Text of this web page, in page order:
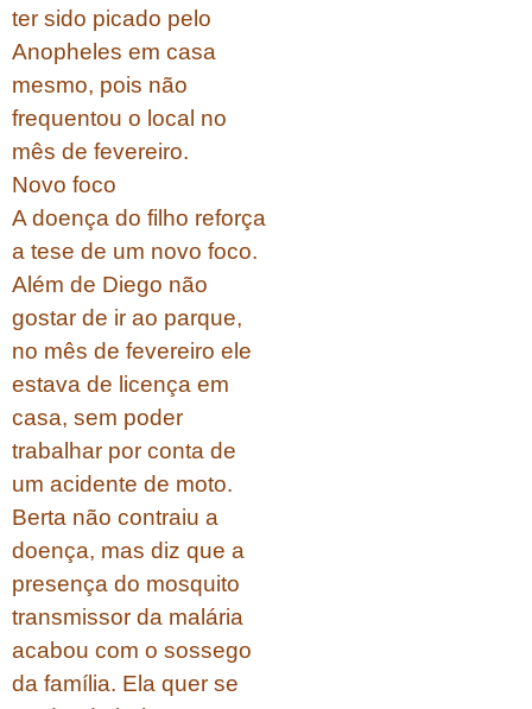
ter sido picado pelo
Anopheles em casa
mesmo, pois não
frequentou o local no
mês de fevereiro.
Novo foco
A doença do filho reforça
a tese de um novo foco.
Além de Diego não
gostar de ir ao parque,
no mês de fevereiro ele
estava de licença em
casa, sem poder
trabalhar por conta de
um acidente de moto.
Berta não contraiu a
doença, mas diz que a
presença do mosquito
transmissor da malária
acabou com o sossego
da família. Ela quer se